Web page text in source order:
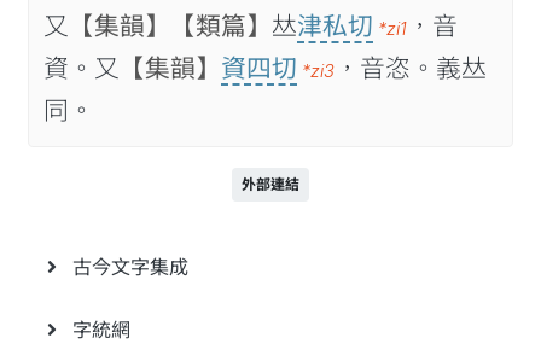
又
【集韻】 【類篇】 𠀤津私切 *zi1 ，音
資。又
【集韻】 資四切 *zi3 ，音恣。義𠀤
同。
外部連結
古今文字集成
字統網